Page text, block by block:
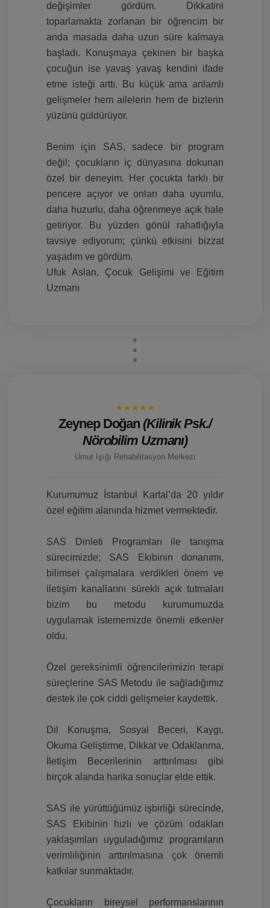
değişimler gördüm. Dikkatini
toparlamakta zorlanan bir öğrencim bir
anda masada daha uzun süre kalmaya
başladı. Konuşmaya çekinen bir başka
çocuğun ise yavaş yavaş kendini ifade
etme isteği arttı. Bu küçük ama anlamlı
gelişmeler hem ailelerin hem de bizlerin
yüzünü güldürüyor.
Benim için SAS, sadece bir program
değil; çocukların iç dünyasına dokunan
özel bir deneyim. Her çocukta farklı bir
pencere açıyor ve onları daha uyumlu,
daha huzurlu, daha öğrenmeye açık hale
getiriyor. Bu yüzden gönül rahatlığıyla
tavsiye ediyorum; çünkü etkisini bizzat
yaşadım ve gördüm.
Ufuk Aslan, Çocuk Gelişimi ve Eğitim
Uzmanı
★★★★★
Zeynep Doğan (Kilinik Psk./
Nörobilim Uzmanı)
Umut Işığı Rehabilitasyon Merkezi
Kurumumuz İstanbul Kartal’da 20 yıldır
özel eğitim alanında hizmet vermektedir.
SAS Dinleti Programları ile tanışma
sürecimizde; SAS Ekibinin donanımı,
bilimsel çalışmalara verdikleri önem ve
iletişim kanallarını sürekli açık tutmaları
bizim bu metodu kurumumuzda
uygulamak istememizde önemli etkenler
oldu.
Özel gereksinimli öğrencilerimizin terapi
süreçlerine SAS Metodu ile sağladığımız
destek ile çok ciddi gelişmeler kaydettik.
Dil Konuşma, Sosyal Beceri, Kaygı,
Okuma Geliştirme, Dikkat ve Odaklanma,
İletişim Becerilerinin arttırılması gibi
birçok alanda harika sonuçlar elde ettik.
SAS ile yürüttüğümüz işbirliği sürecinde,
SAS Ekibinin hızlı ve çözüm odakları
yaklaşımları uyguladığımız programların
verimliliğinin arttırılmasına çok önemli
katkılar sunmaktadır.
Çocukların bireysel performanslarının